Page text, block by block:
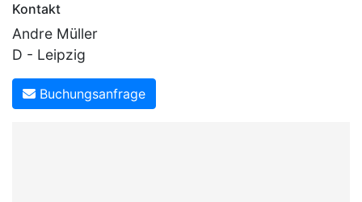
Kontakt
Andre Müller
D - Leipzig
Buchungsanfrage